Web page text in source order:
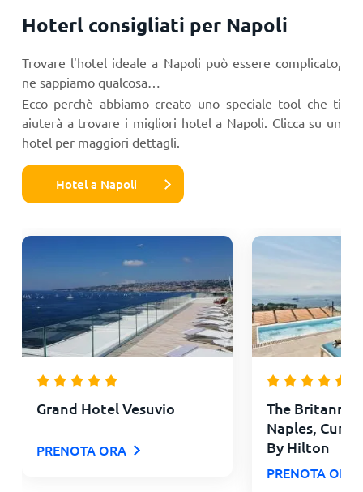
Hoterl consigliati per Napoli
Trovare l'hotel ideale a Napoli può essere complicato,
ne sappiamo qualcosa…
Ecco perchè abbiamo creato uno speciale tool che ti
aiuterà a trovare i migliori hotel a Napoli. Clicca su un
hotel per maggiori dettagli.
Hotel a Napoli
Grand Hotel Vesuvio
PRENOTA ORA
The
Naples,
By Hilton
PRENOTA ORA